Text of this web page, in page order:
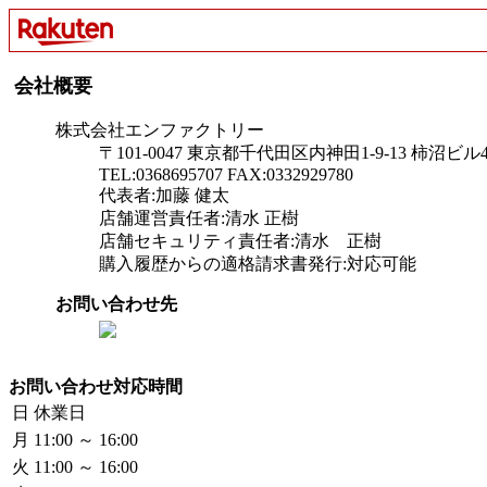
会社概要
株式会社エンファクトリー
〒101-0047 東京都千代田区内神田1-9-13 柿沼ビル
TEL:0368695707 FAX:0332929780
代表者:加藤 健太
店舗運営責任者:清水 正樹
店舗セキュリティ責任者:清水 正樹
購入履歴からの適格請求書発行:対応可能
お問い合わせ先
お問い合わせ対応時間
日 休業日
月 11:00 ～ 16:00
火 11:00 ～ 16:00